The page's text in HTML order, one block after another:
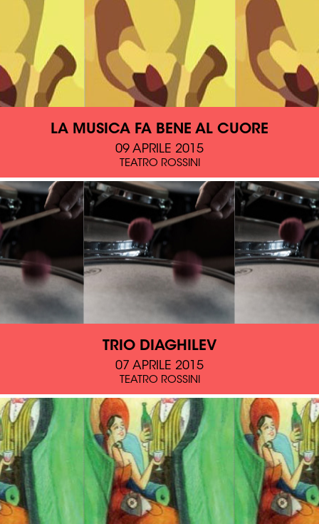
LA MUSICA FA BENE AL CUORE
09 APRILE 2015
TEATRO ROSSINI
TRIO DIAGHILEV
07 APRILE 2015
TEATRO ROSSINI